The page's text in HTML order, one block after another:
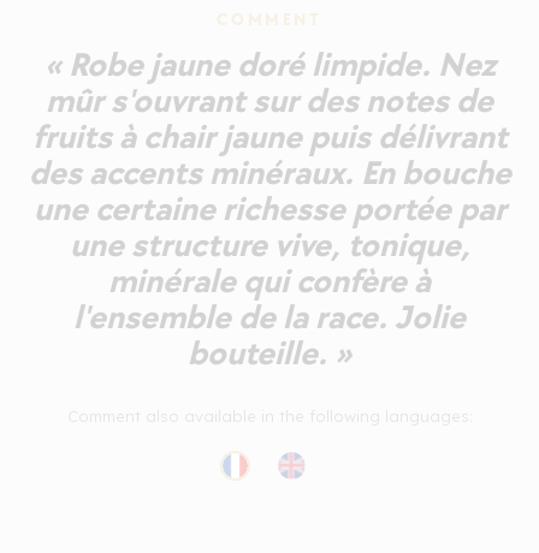
COMMENT
« Robe jaune doré limpide. Nez
mûr s'ouvrant sur des notes de
fruits à chair jaune puis délivrant
des accents minéraux. En bouche
une certaine richesse portée par
une structure vive, tonique,
minérale qui confère à
l'ensemble de la race. Jolie
bouteille. »